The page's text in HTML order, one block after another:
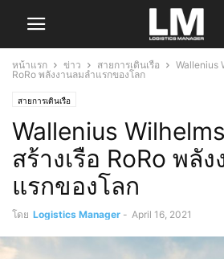
หน้าแรก ข่าว สายการเดินเรือ
Wallenius
RoRo พลังงานลมลำแรกของโลก
สายการเดินเรือ
Wallenius
สร้างเรือ RoRo พลั
แรกของโลก
โดย Logistics Manager - April 16, 2021